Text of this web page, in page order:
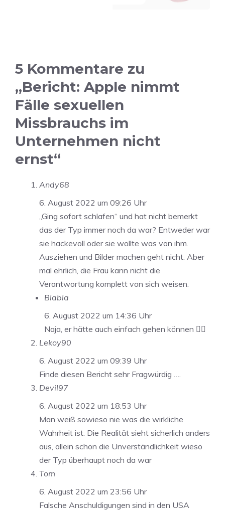
5 Kommentare zu
„Bericht: Apple nimmt
Fälle sexuellen
Missbrauchs im
Unternehmen nicht
ernst“
Andy68
6. August 2022 um 09:26 Uhr
„Ging sofort schlafen“ und hat nicht bemerkt
das der Typ immer noch da war? Entweder war
sie hackevoll oder sie wollte was von ihm.
Ausziehen und Bilder machen geht nicht. Aber
mal ehrlich, die Frau kann nicht die
Verantwortung komplett von sich weisen.
Blabla
6. August 2022 um 14:36 Uhr
Naja, er hätte auch einfach gehen können 🤷‍♂️
Lekoy90
6. August 2022 um 09:39 Uhr
Finde diesen Bericht sehr Fragwürdig ….
Devil97
6. August 2022 um 18:53 Uhr
Man weiß sowieso nie was die wirkliche
Wahrheit ist. Die Realität sieht sicherlich anders
aus, allein schon die Unverständlichkeit wieso
der Typ überhaupt noch da war
Tom
6. August 2022 um 23:56 Uhr
Falsche Anschuldigungen sind in den USA